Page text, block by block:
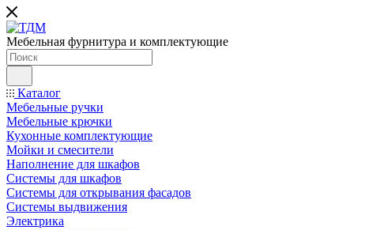
Мебельная фурнитура и комплектующие
Каталог
Мебельные ручки
Мебельные крючки
Кухонные комплектующие
Мойки и смесители
Наполнение для шкафов
Cистемы для шкафов
Системы для открывания фасадов
Системы выдвижения
Электрика